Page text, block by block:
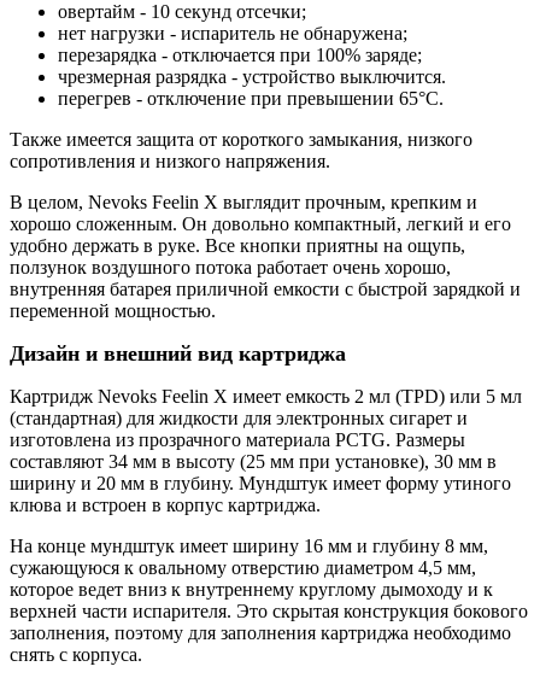
овертайм - 10 секунд отсечки;
нет нагрузки - испаритель не обнаружена;
перезарядка - отключается при 100% заряде;
чрезмерная разрядка - устройство выключится.
перегрев - отключение при превышении 65°C.
Также имеется защита от короткого замыкания, низкого
сопротивления и низкого напряжения.
В целом, Nevoks Feelin X выглядит прочным, крепким и
хорошо сложенным. Он довольно компактный, легкий и его
удобно держать в руке. Все кнопки приятны на ощупь,
ползунок воздушного потока работает очень хорошо,
внутренняя батарея приличной емкости с быстрой зарядкой и
переменной мощностью.
Дизайн и внешний вид картриджа
Картридж Nevoks Feelin X имеет емкость 2 мл (TPD) или 5 мл
(стандартная) для жидкости для электронных сигарет и
изготовлена из прозрачного материала PCTG. Размеры
составляют 34 мм в высоту (25 мм при установке), 30 мм в
ширину и 20 мм в глубину. Мундштук имеет форму утиного
клюва и встроен в корпус картриджа.
На конце мундштук имеет ширину 16 мм и глубину 8 мм,
сужающуюся к овальному отверстию диаметром 4,5 мм,
которое ведет вниз к внутреннему круглому дымоходу и к
верхней части испарителя. Это скрытая конструкция бокового
заполнения, поэтому для заполнения картриджа необходимо
снять с корпуса.